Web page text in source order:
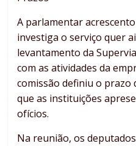
A parlamentar
investiga o serviço quer
levantamento da
com as atividades da
comissão definiu o prazo
que as instituições
ofícios.
Na reunião, os